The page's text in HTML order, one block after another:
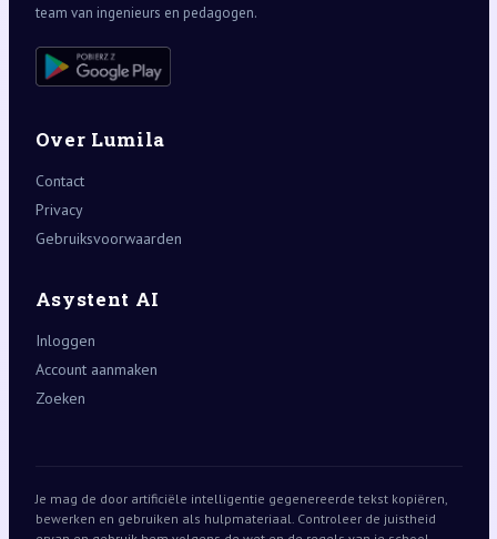
team van ingenieurs en pedagogen.
Over Lumila
Contact
Privacy
Gebruiksvoorwaarden
Asystent AI
Inloggen
Account aanmaken
Zoeken
Je mag de door artificiële intelligentie gegenereerde tekst kopiëren,
bewerken en gebruiken als hulpmateriaal. Controleer de juistheid